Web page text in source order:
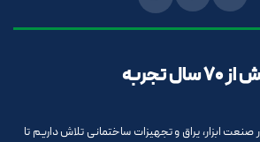
سال تجربه
ابزار، یراق و تجهیزات ساختمانی تلاش داریم تا